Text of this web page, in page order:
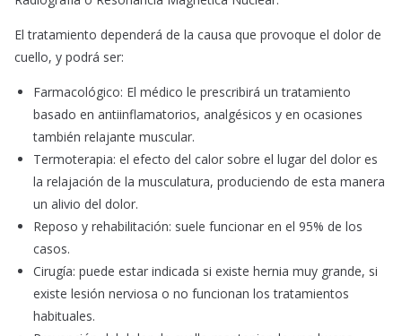
El tratamiento dependerá de la causa que provoque el dolor de
cuello, y podrá ser:
Farmacológico: El médico le prescribirá un tratamiento
basado en antiinflamatorios, analgésicos y en ocasiones
también relajante muscular.
Termoterapia: el efecto del calor sobre el lugar del dolor es
la relajación de la musculatura, produciendo de esta manera
un alivio del dolor.
Reposo y rehabilitación: suele funcionar en el 95% de los
casos.
Cirugía: puede estar indicada si existe hernia muy grande, si
existe lesión nerviosa o no funcionan los tratamientos
habituales.